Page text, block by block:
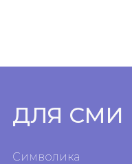
ДЛЯ СМИ
Символика